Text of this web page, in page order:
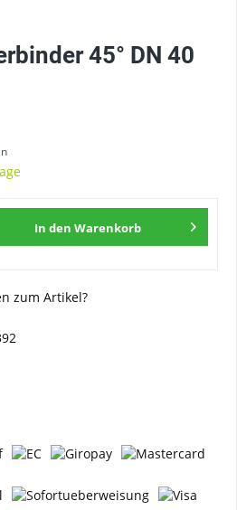
45° DN 40
In den Warenkorb
zum Artikel?